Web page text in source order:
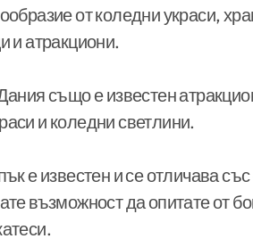
от коледни украси,
и атракциони.
също е известен
и коледни светлини.
е известен и се отличава
възможност да опитате от